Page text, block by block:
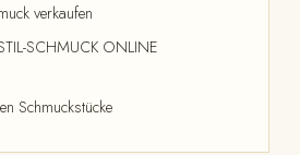
verkaufen
SCHMUCK ONLINE
Schmuckstücke